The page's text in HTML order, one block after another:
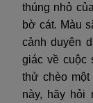
thúng nhỏ
bờ cát. Màu
cảnh duyên
giác về cuộc
thử chèo một
này, hãy